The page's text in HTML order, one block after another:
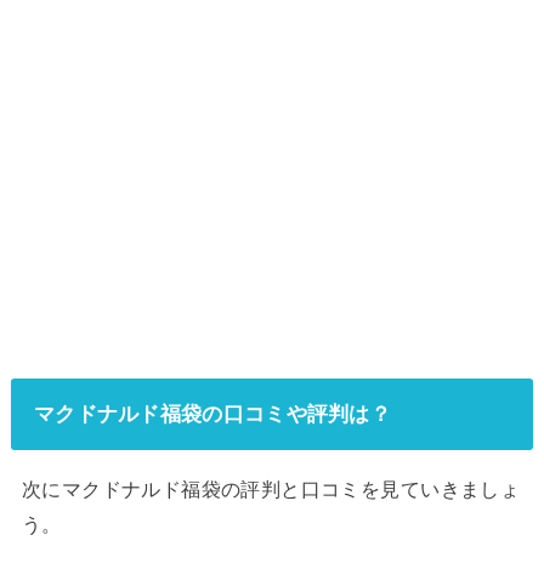
マクドナルド福袋の口コミや評判は？
次にマクドナルド福袋の評判と口コミを見ていきましょ
う。